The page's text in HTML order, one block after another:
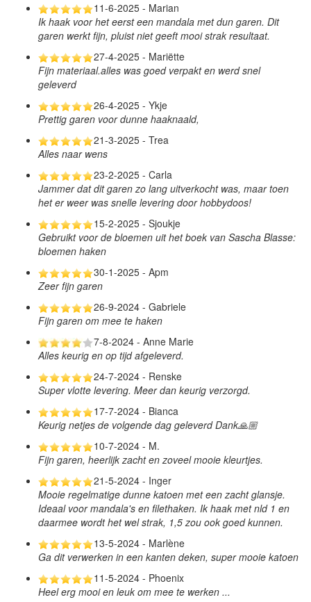
11-6-2025 - Marian
Ik haak voor het eerst een mandala met dun garen. Dit
garen werkt fijn, pluist niet geeft mooi strak resultaat.
27-4-2025 - Mariëtte
Fijn materiaal.alles was goed verpakt en werd snel
geleverd
26-4-2025 - Ykje
Prettig garen voor dunne haaknaald,
21-3-2025 - Trea
Alles naar wens
23-2-2025 - Carla
Jammer dat dit garen zo lang uitverkocht was, maar toen
het er weer was snelle levering door hobbydoos!
15-2-2025 - Sjoukje
Gebruikt voor de bloemen uit het boek van Sascha Blasse:
bloemen haken
30-1-2025 - Apm
Zeer fijn garen
26-9-2024 - Gabriele
Fijn garen om mee te haken
7-8-2024 - Anne Marie
Alles keurig en op tijd afgeleverd.
24-7-2024 - Renske
Super vlotte levering. Meer dan keurig verzorgd.
17-7-2024 - Bianca
Keurig netjes de volgende dag geleverd Dank🙏🏼
10-7-2024 - M.
Fijn garen, heerlijk zacht en zoveel mooie kleurtjes.
21-5-2024 - Inger
Mooie regelmatige dunne katoen met een zacht glansje.
Ideaal voor mandala's en filethaken. Ik haak met nld 1 en
daarmee wordt het wel strak, 1,5 zou ook goed kunnen.
13-5-2024 - Marlène
Ga dit verwerken in een kanten deken, super mooie katoen
11-5-2024 - Phoenix
Heel erg mooi en leuk om mee te werken ...